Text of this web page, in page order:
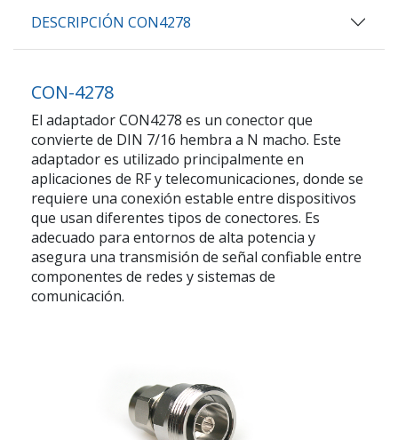
DESCRIPCIÓN CON4278
CON-4278
El adaptador CON4278 es un conector que
convierte de DIN 7/16 hembra a N macho. Este
adaptador es utilizado principalmente en
aplicaciones de RF y telecomunicaciones, donde se
requiere una conexión estable entre dispositivos
que usan diferentes tipos de conectores. Es
adecuado para entornos de alta potencia y
asegura una transmisión de señal confiable entre
componentes de redes y sistemas de
comunicación.